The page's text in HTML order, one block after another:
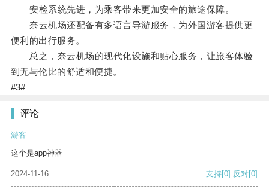
安检系统先进，为乘客带来更加安全的旅途保障。
奈云机场还配备有多语言导游服务，为外国游客提供更
便利的出行服务。
总之，奈云机场的现代化设施和贴心服务，让旅客体验
到无与伦比的舒适和便捷。
#3#
评论
游客
这个是app神器
2024-11-16 支持[0] 反对[0]